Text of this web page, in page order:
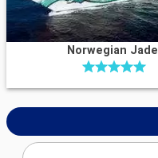
Norwegian Jade